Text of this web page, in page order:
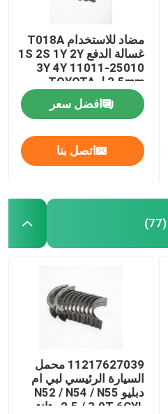
مضاد للاستخدام T018A
غسالة الدفع 1S 2S 1Y 2Y
3Y 4Y 11011-25010
2.5mm لـ TOYOTA
افضل سعر
اتصل بنا
(77)
11217627039 محمل
السيارة الرئيسي لبي ام
دبليو N52 / N54 / N55
2.5 / 3.0T 6CYL متانة